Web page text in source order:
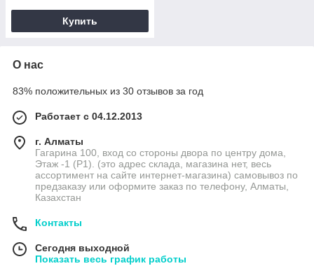
Купить
О нас
83% положительных из 30 отзывов за год
Работает с 04.12.2013
г. Алматы
Гагарина 100, вход со стороны двора по центру дома,
Этаж -1 (P1). (это адрес склада, магазина нет, весь
ассортимент на сайте интернет-магазина) самовывоз по
предзаказу или оформите заказ по телефону, Алматы,
Казахстан
Контакты
Сегодня выходной
Показать весь график работы